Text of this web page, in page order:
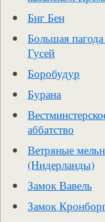
Биг Бен
Большая
Гусей
Боробудур
Бурана
аббатство
Ветряные
(Нидерланды)
Замок Вавель
Замок